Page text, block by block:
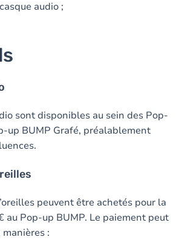
audio ;
sont disponibles au sein des Pop-
up BUMP Grafé, préalablement
peuvent être achetés pour la
au Pop-up BUMP. Le paiement peut
: